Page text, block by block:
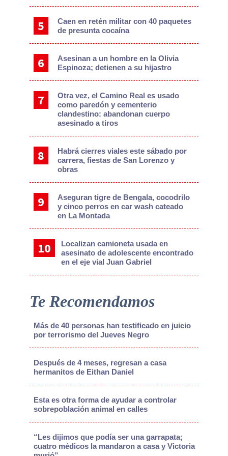
Caen en retén militar con 40 paquetes
de presunta cocaína
Asesinan a un hombre en la Olivia
Espinoza; detienen a su hijastro
Otra vez, el Camino Real es usado
como paredón y cementerio
clandestino: abandonan cuerpo
asesinado a tiros
Habrá cierres viales este sábado por
carrera, fiestas de San Lorenzo y
obras
Aseguran tigre de Bengala, cocodrilo
y cinco perros en car wash cateado
en La Montada
Localizan camioneta usada en
asesinato de adolescente encontrado
en el eje vial Juan Gabriel
Te Recomendamos
Más de 40 personas han testificado en juicio
por terrorismo del Jueves Negro
Después de 4 meses, regresan a casa
hermanitos de Eithan Daniel
Esta es otra forma de ayudar a controlar
sobrepoblación animal en calles
“Les dijimos que podía ser una garrapata;
cuatro médicos la mandaron a casa y Victoria